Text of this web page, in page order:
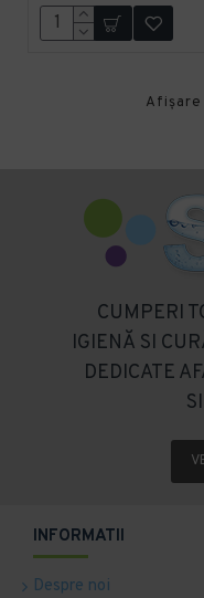
Afişare
CUMPERI
IGIENĂ SI
DEDICATE
INFORMATII
Despre noi